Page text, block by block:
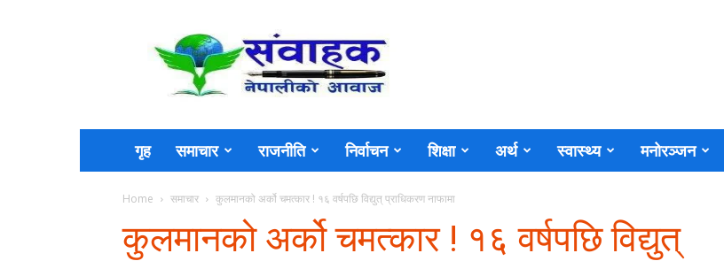
Sambahak
गृह समाचार राजनीति निर्वाचन शिक्षा अर्थ स्वास्थ्य मनोरञ्जन
Home समाचार कुलमानको अर्को चमत्कार ! १६ वर्षपछि विद्युत् प्राधिकरण नाफामा
कुलमानको अर्को चमत्कार ! १६ वर्षपछि विद्युत्